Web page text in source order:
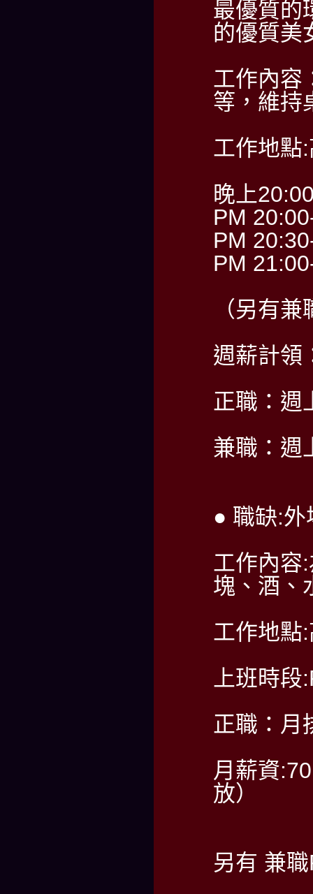
最優質的
的優質美
工作內容
等，維持
工作地點
晚上
PM
PM
PM
（另有
週薪計領
正職：週
兼職：週
● 職缺:外
工作內容
塊、酒、
工作地點
上班時
正職：月
月薪資
放）
另有 兼